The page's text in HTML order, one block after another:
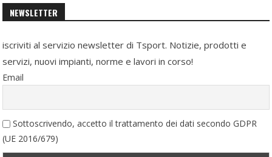
NEWSLETTER
iscriviti al servizio newsletter di Tsport. Notizie, prodotti e
servizi, nuovi impianti, norme e lavori in corso!
Email
Sottoscrivendo, accetto il trattamento dei dati secondo GDPR
(UE 2016/679)